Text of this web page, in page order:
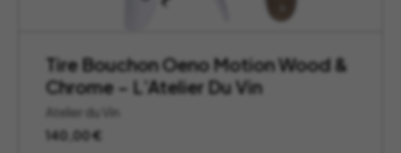
Tire Bouchon Oeno Motion Wood &
Chrome – L’Atelier Du Vin
Atelier du Vin
140,00€